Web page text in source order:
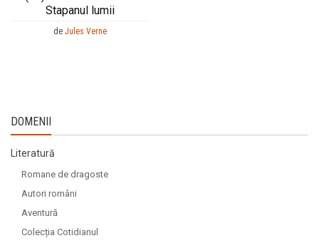
Stapanul lumii
de Jules Verne
DOMENII
Literatură
Romane de dragoste
Autori români
Aventură
Colecția Cotidianul